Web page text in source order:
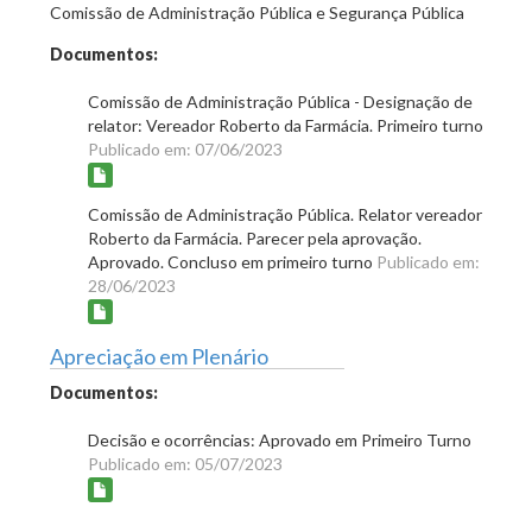
Comissão de Administração Pública e Segurança Pública
Documentos:
Comissão de Administração Pública - Designação de
relator: Vereador Roberto da Farmácia. Primeiro turno
Publicado em: 07/06/2023
Comissão de Administração Pública. Relator vereador
Roberto da Farmácia. Parecer pela aprovação.
Aprovado. Concluso em primeiro turno Publicado em:
28/06/2023
Apreciação em Plenário
Documentos:
Decisão e ocorrências: Aprovado em Primeiro Turno
Publicado em: 05/07/2023